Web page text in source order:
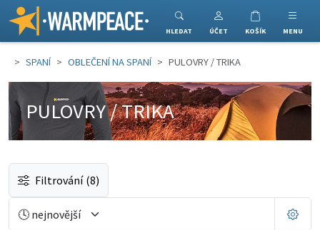
Warmpeace
HLEDAT ÚČET KOŠÍK MENU
SPANÍ OBLEČENÍ NA SPANÍ PULOVRY / TRIKA
PULOVRY / TRIKA
Filtrování (8)